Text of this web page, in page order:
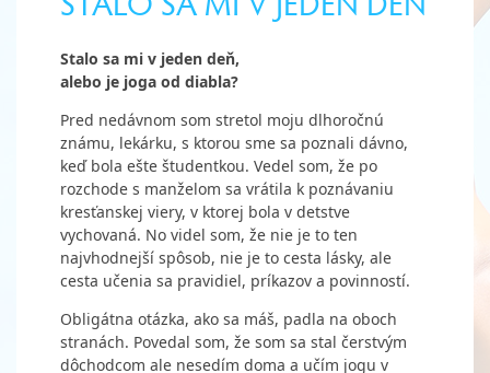
Stalo sa mi v jeden deň,
alebo je joga od diabla?
Pred nedávnom som stretol moju dlhoročnú
známu, lekárku, s ktorou sme sa poznali dávno,
keď bola ešte študentkou. Vedel som, že po
rozchode s manželom sa vrátila k poznávaniu
kresťanskej viery, v ktorej bola v detstve
vychovaná. No videl som, že nie je to ten
najvhodnejší spôsob, nie je to cesta lásky, ale
cesta učenia sa pravidiel, príkazov a povinností.
Obligátna otázka, ako sa máš, padla na oboch
stranách. Povedal som, že som sa stal čerstvým
dôchodcom ale nesedím doma a učím jogu v